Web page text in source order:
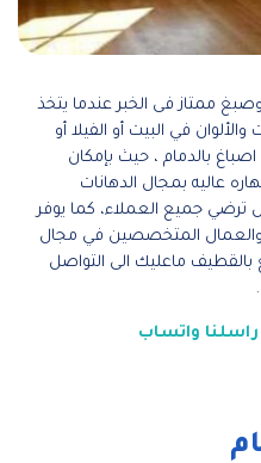
ممتاز فى الخبر عندما يتخذ
في البيت أو الفيلا أو
بالدمام ، حيث بإمكان
عاليه بمجال الدهانات
ترضي جميع العملاء، كما يوفر
والعمال المتخصصين في مجال
ماعليك الى التواصل
راسلنا واتساب